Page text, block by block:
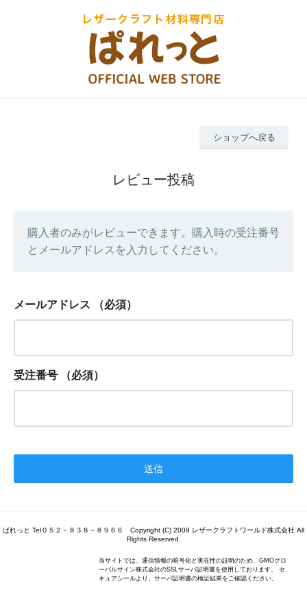
ショップへ戻る
レビュー投稿
購入者のみがレビューできます。購入時の受注番号
とメールアドレスを入力してください。
メールアドレス （必須）
受注番号 （必須）
ぱれっと Tel０５２－８３８－８９６６ Copyright (C) 2009 レザークラフトワールド株式会社 All
Rights Reserved.
当サイトでは、通信情報の暗号化と実在性の証明のため、GMOグロ
ーバルサイン株式会社のSSLサーバ証明書を使用しております。 セ
キュアシールより、サーバ証明書の検証結果をご確認ください。